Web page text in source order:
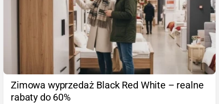
Zimowa wyprzedaż Black Red White – realne
rabaty do 60%